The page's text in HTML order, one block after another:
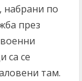
набрани по
през
са се
там.